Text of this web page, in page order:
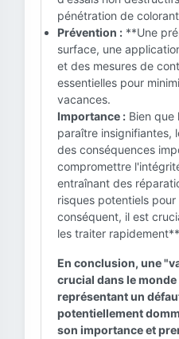
pénétration de
Prévention : **Une
surface, une
et des mesures de
essentielles pour
vacances.
Importance : Bien que
paraître insignifiantes,
des conséquences
compromettre
entraînant des
risques potentiels
conséquent, il est
les traiter
En conclusion, une
crucial dans le
représentant un
potentiellement
son importance et